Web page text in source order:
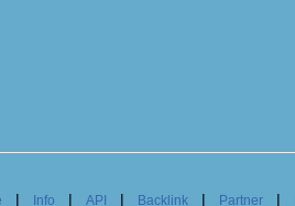
| Info | API | Backlink| Partner|